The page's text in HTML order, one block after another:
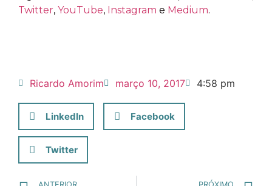
Twitter, YouTube, Instagram e Medium.
Ricardo Amorim março 10, 2017 4:58 pm
LinkedIn Facebook
Twitter